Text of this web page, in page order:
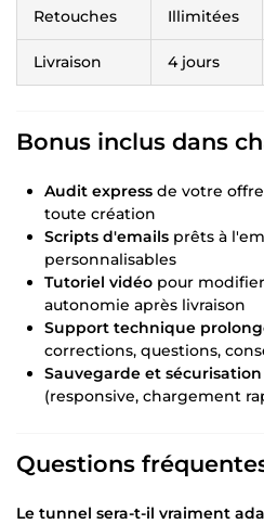
Retouches Illimitées
Livraison 4 jours
Bonus inclus dans
Audit express de votre
toute création
Scripts d'emails prêts à
personnalisables
Tutoriel vidéo pour
autonomie après livraison
Support technique
corrections, questions,
Sauvegarde et sécurisation
(responsive, chargement
Questions
Le tunnel sera-t-il vraiment